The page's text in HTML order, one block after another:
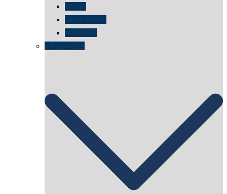
Wege
Strandhaus
unORTE
art cologne